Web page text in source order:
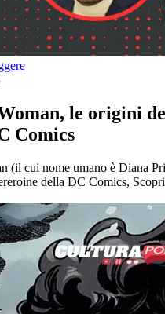
le origini
Comics
(il cui nome umano è Diana
della DC Comics,